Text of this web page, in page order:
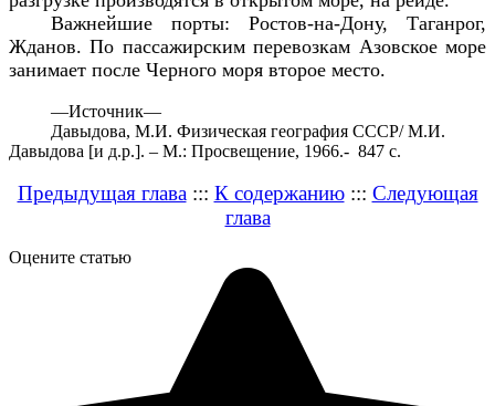
Важнейшие порты: Ростов-на-Дону, Таганрог,
Жданов. По пассажирским перевозкам Азовское море
занимает после Черного моря второе место.
—Источник—
Давыдова, М.И. Физическая география СССР/ М.И.
Давыдова [и д.р.]. – М.: Просвещение, 1966.- 847 с.
Предыдущая глава::: К содержанию::: Следующая
глава
Оцените статью